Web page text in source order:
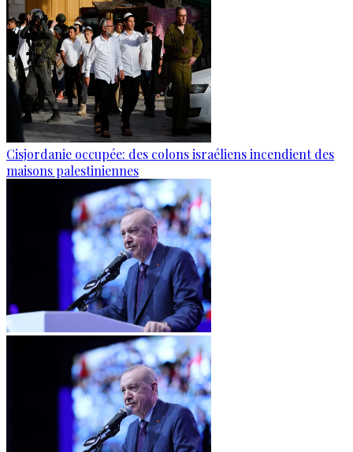
Cisjordanie occupée: des colons israéliens incendient des
maisons palestiniennes